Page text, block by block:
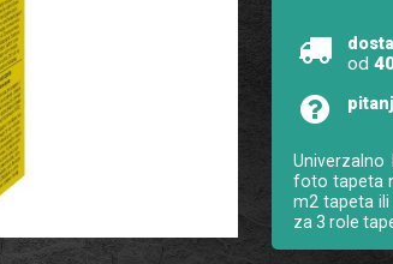
od
foto tapeta
m2 tapeta ili
za 3 role